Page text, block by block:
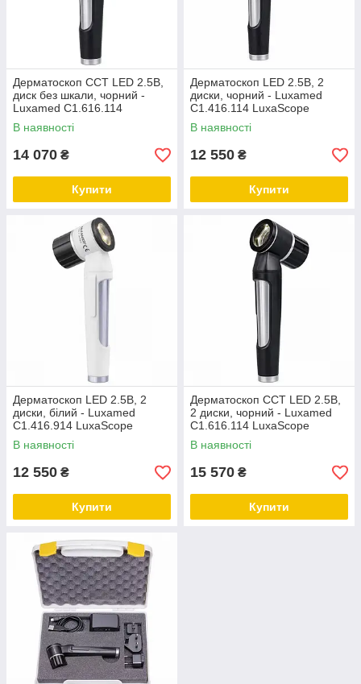
Дерматоскоп CCT LED 2.5В,
диск без шкали, чорний -
Luxamed C1.616.114
LuxaScope
В наявності
14 070 ₴
Купити
Дерматоскоп LED 2.5В, 2
диски, чорний - Luxamed
C1.416.114 LuxaScope
В наявності
12 550 ₴
Купити
Дерматоскоп LED 2.5В, 2
диски, білий - Luxamed
C1.416.914 LuxaScope
В наявності
12 550 ₴
Купити
Дерматоскоп CCT LED 2.5В,
2 диски, чорний - Luxamed
C1.616.114 LuxaScope
В наявності
15 570 ₴
Купити